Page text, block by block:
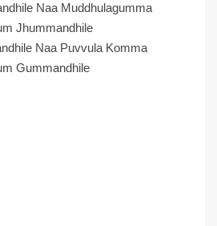
Naa Muddhulagumma
Jhummandhile
Naa Puvvula Komma
Gummandhile